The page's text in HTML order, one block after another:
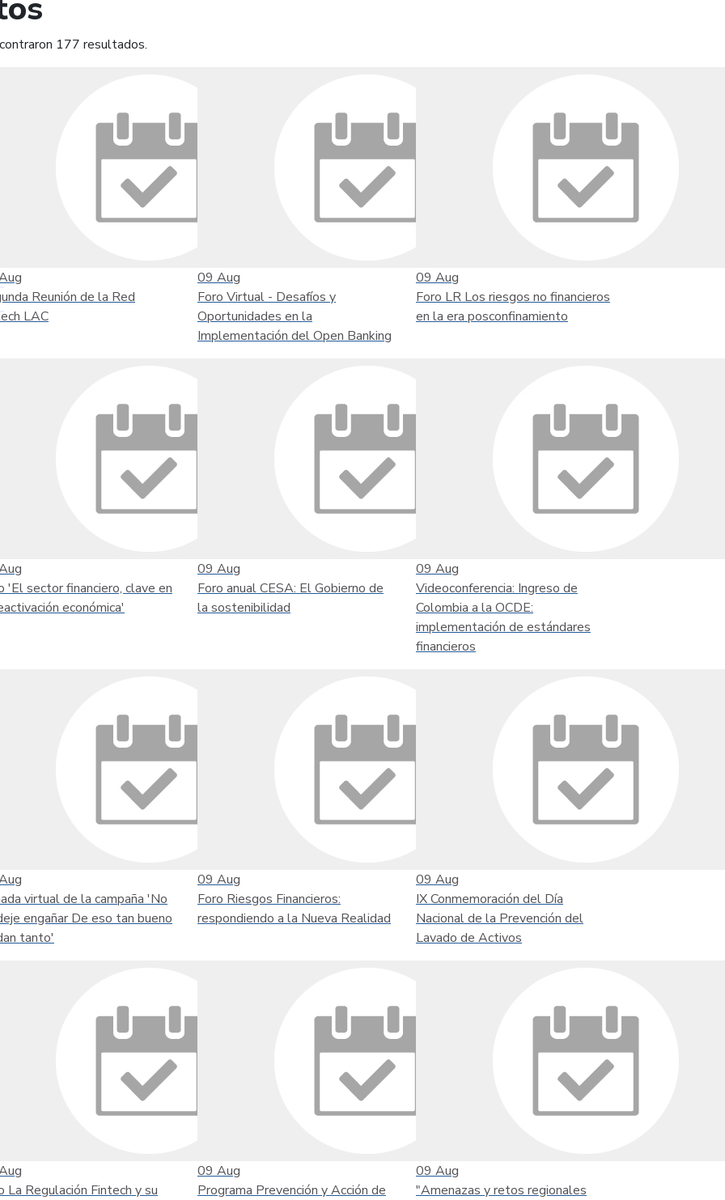
177 resultados.
Reunión de la Red
LAC
09 Aug
Foro Virtual - Desafíos y
Oportunidades en la
Implementación del Open Banking
09 Aug
Foro LR Los riesgos no financieros
en la era posconfinamiento
'El sector financiero, clave en
económica'
09 Aug
Foro anual CESA: El Gobierno de
la sostenibilidad
09 Aug
Videoconferencia: Ingreso de
Colombia a la OCDE:
implementación de estándares
financieros
virtual de la campaña 'No
engañar De eso tan bueno
tanto'
09 Aug
Foro Riesgos Financieros:
respondiendo a la Nueva Realidad
09 Aug
IX Conmemoración del Día
Nacional de la Prevención del
Lavado de Activos
La Regulación Fintech y su
09 Aug
Programa Prevención y Acción de
09 Aug
"Amenazas y retos regionales